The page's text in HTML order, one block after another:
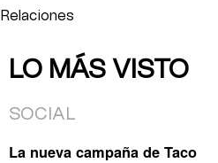
Relaciones
LO MÁS VISTO
SOCIAL
La nueva campaña de Taco